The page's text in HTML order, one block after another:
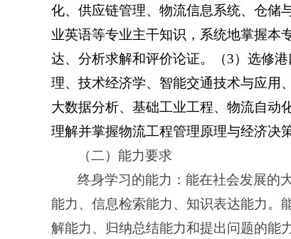
化、供应链管理、物流信息系统、仓储
业英语等专业主干知识，系统地掌握本
达、分析求解和评价论证。（3）选修
理、技术经济学、智能交通技术与应用
大数据分析、基础工业工程、物流自动
理解并掌握物流工程管理原理与经济决
（二）能力要求
终身学习的能力：能在社会发展的
能力、信息检索能力、知识表达能力。
解能力、归纳总结能力和提出问题的能力